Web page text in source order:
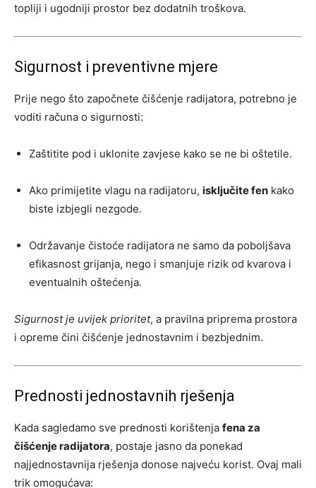
topliji i ugodniji prostor bez dodatnih troškova.
Sigurnost i preventivne mjere
Prije nego što započnete čišćenje radijatora, potrebno je
voditi računa o sigurnosti:
Zaštitite pod i uklonite zavjese kako se ne bi oštetile.
Ako primijetite vlagu na radijatoru, isključite fen kako
biste izbjegli nezgode.
Održavanje čistoće radijatora ne samo da poboljšava
efikasnost grijanja, nego i smanjuje rizik od kvarova i
eventualnih oštećenja.
Sigurnost je uvijek prioritet, a pravilna priprema prostora
i opreme čini čišćenje jednostavnim i bezbjednim.
Prednosti jednostavnih rješenja
Kada sagledamo sve prednosti korištenja fena za
čišćenje radijatora, postaje jasno da ponekad
najjednostavnija rješenja donose najveću korist. Ovaj mali
trik omogućava: